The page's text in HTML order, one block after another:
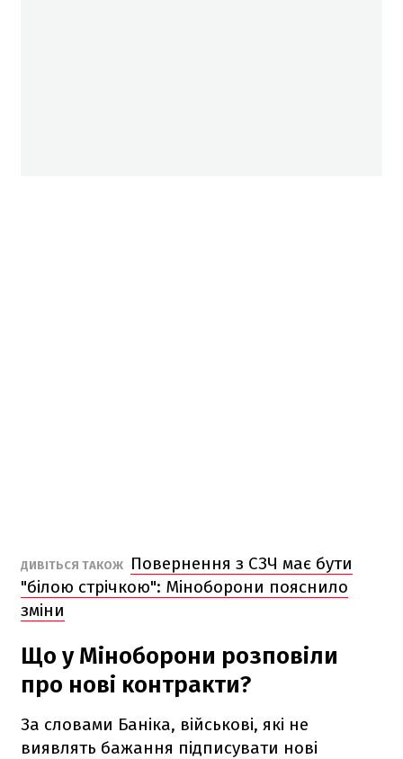
ДИВІТЬСЯ ТАКОЖ
Повернення з СЗЧ має бути
"білою стрічкою": Міноборони пояснило
зміни
Що у Міноборони розповіли
про нові контракти?
За словами Баніка, військові, які не
виявлять бажання підписувати нові